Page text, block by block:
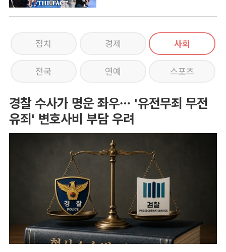
정치 경제 사회
전국 연예 스포츠
경찰 수사가 명운 좌우… '유전무죄 무전
유죄' 변호사비 부담 우려